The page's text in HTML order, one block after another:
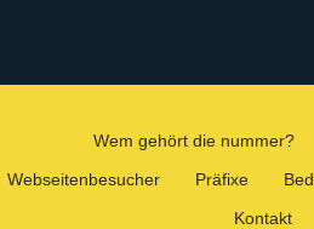
Wem gehört die nummer?
Webseitenbesucher
Präfixe
Kontakt